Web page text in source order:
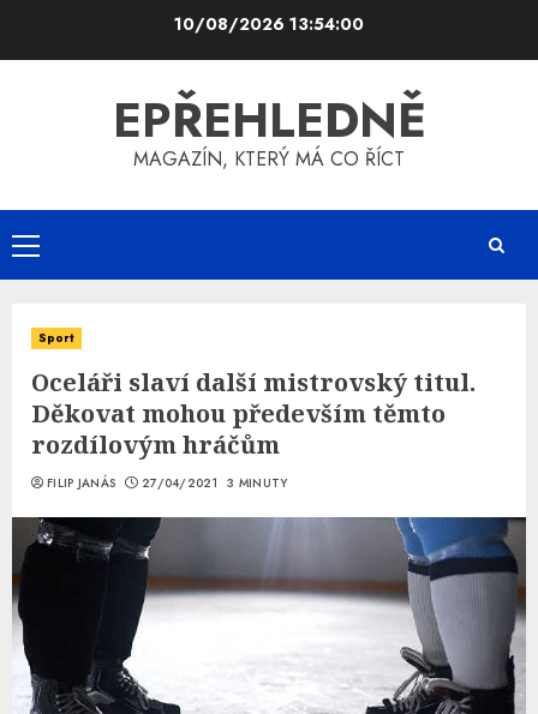
10/08/202613:54:01
EPŘEHLEDNĚ
MAGAZÍN, KTERÝ MÁ CO ŘÍCT
Primary
Menu
Sport
Oceláři slaví další mistrovský titul.
Děkovat mohou především těmto
rozdílovým hráčům
FILIP JANÁS 27/04/2021 3 MINUTY